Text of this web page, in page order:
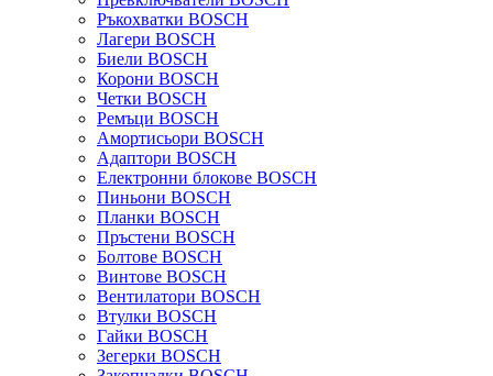
Ръкохватки BOSCH
Лагери BOSCH
Биели BOSCH
Корони BOSCH
Четки BOSCH
Ремъци BOSCH
Амортисьори BOSCH
Адаптори BOSCH
Електронни блокове BOSCH
Пиньони BOSCH
Планки BOSCH
Пръстени BOSCH
Болтове BOSCH
Винтове BOSCH
Вентилатори BOSCH
Втулки BOSCH
Гайки BOSCH
Зегерки BOSCH